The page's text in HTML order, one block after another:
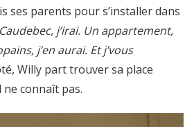
ses parents pour s’installer dans
j’irai. Un appartement,
j’en aurai. Et j’vous
Willy part trouver sa place
ne connaît pas.